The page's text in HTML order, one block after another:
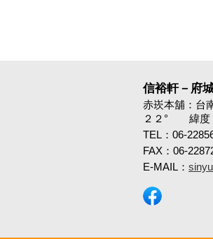
信裕軒－府
赤崁本舖：台
２２° 緯度
TEL：06-
FAX：06-
E-MAIL：